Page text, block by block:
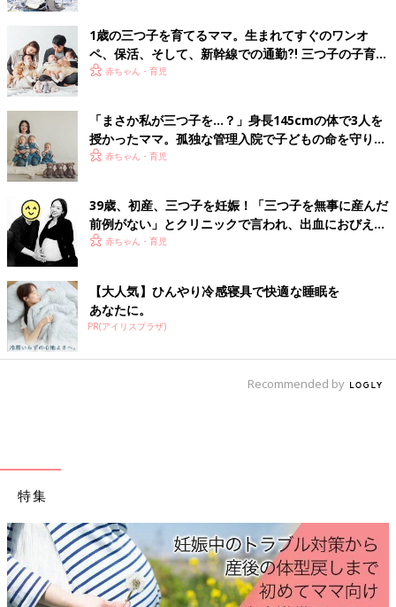
1歳の三つ子を育てるママ。生まれてすぐのワンオ
ペ、保活、そして、新幹線での通勤⁈ 三つ子の子育て
のリアル【多胎育児体験談】
赤ちゃん・育児
「まさか私が三つ子を…？」身長145cmの体で3人を
授かったママ。孤独な管理入院で子どもの命を守り抜
いた！【多胎インタビュー・前編】
赤ちゃん・育児
39歳、初産、三つ子を妊娠！「三つ子を無事に産んだ
前例がない」とクリニックで言われ、出血におびえる
日々…【桑子英里アナ・インタビュー】
赤ちゃん・育児
【大人気】ひんやり冷感寝具で快適な睡眠を
あなたに。
PR(アイリスプラザ)
Recommended by
特集